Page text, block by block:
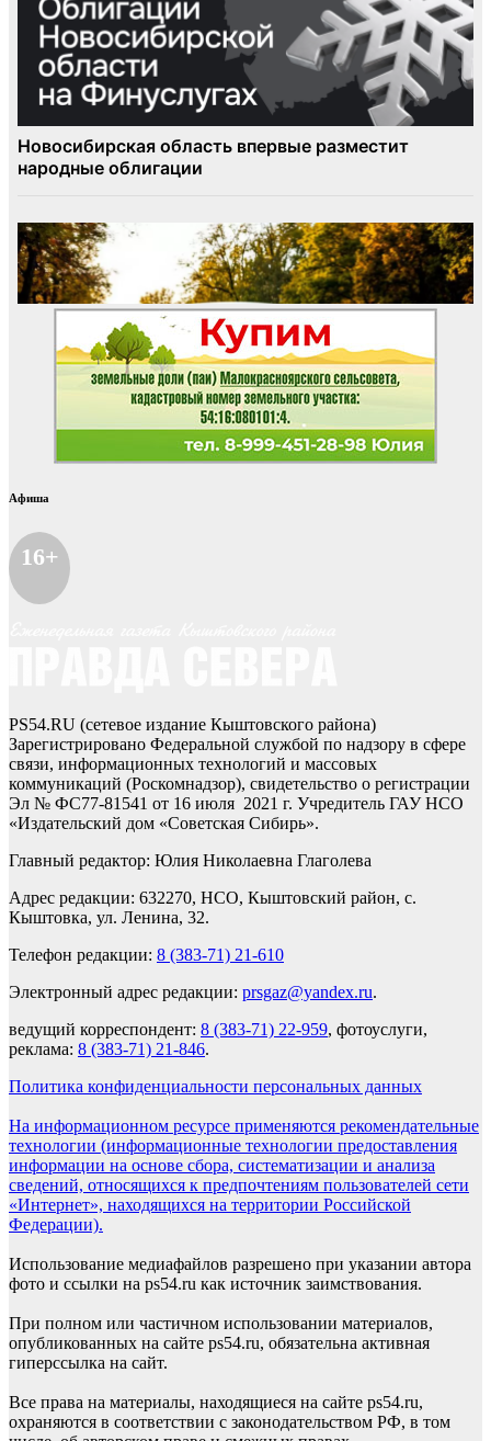
Афиша
16+
PS54.RU (сетевое издание Кыштовского района)
Зарегистрировано Федеральной службой по надзору в сфере
связи, информационных технологий и массовых
коммуникаций (Роскомнадзор), свидетельство о регистрации
Эл № ФС77-81541 от 16 июля 2021 г. Учредитель ГАУ НСО
«Издательский дом «Советская Сибирь».
Главный редактор: Юлия Николаевна Глаголева
Адрес редакции: 632270, НСО, Кыштовский район, с.
Кыштовка, ул. Ленина, 32.
Телефон редакции: 8 (383-71) 21-610
Электронный адрес редакции: prsgaz@yandex.ru.
ведущий корреспондент: 8 (383-71) 22-959, фотоуслуги,
реклама: 8 (383-71) 21-846.
Политика конфиденциальности персональных данных
На информационном ресурсе применяются рекомендательные
технологии (информационные технологии предоставления
информации на основе сбора, систематизации и анализа
сведений, относящихся к предпочтениям пользователей сети
«Интернет», находящихся на территории Российской
Федерации).
Использование медиафайлов разрешено при указании автора
фото и ссылки на ps54.ru как источник заимствования.
При полном или частичном использовании материалов,
опубликованных на сайте ps54.ru, обязательна активная
гиперссылка на сайт.
Все права на материалы, находящиеся на сайте ps54.ru,
охраняются в соответствии с законодательством РФ, в том